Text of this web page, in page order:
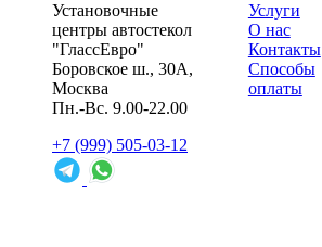
Установочные
центры автостекол
"ГлассЕвро"
Боровское ш., 30А,
Москва
Пн.-Вс. 9.00-22.00
+7 (999) 505-03-12
Услуги
О нас
Контакты
Способы
оплаты